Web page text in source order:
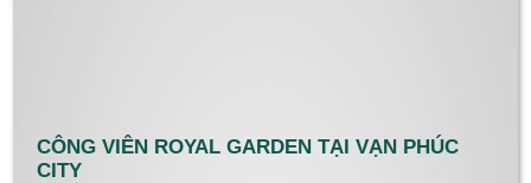
CÔNG VIÊN ROYAL GARDEN TẠI VẠN PHÚC
CITY